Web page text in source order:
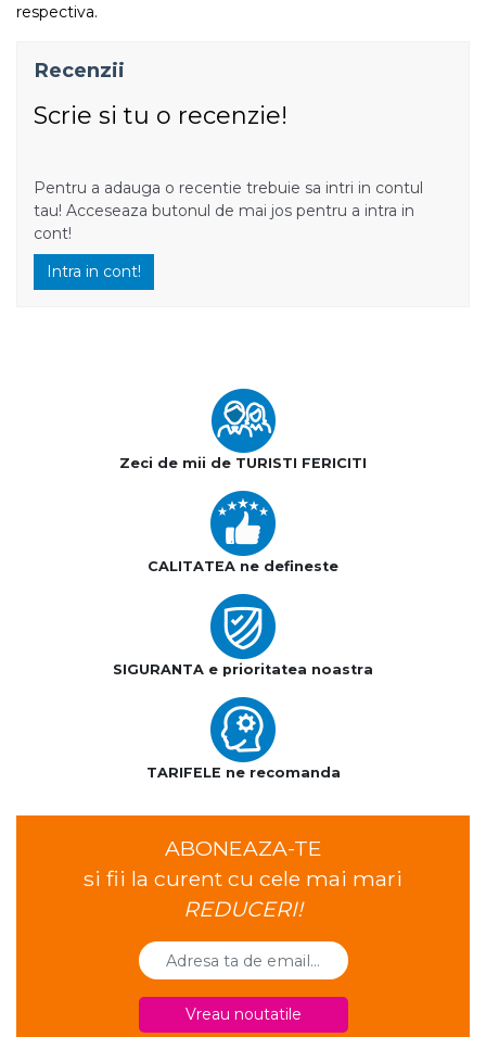
respectiva.
Recenzii
Scrie si tu o recenzie!
Pentru a adauga o recentie trebuie sa intri in contul
tau! Acceseaza butonul de mai jos pentru a intra in
cont!
Intra in cont!
Zeci de mii de TURISTI FERICITI
CALITATEA ne defineste
SIGURANTA e prioritatea noastra
TARIFELE ne recomanda
ABONEAZA-TE
si fii la curent cu cele mai mari
REDUCERI!
Vreau noutatile